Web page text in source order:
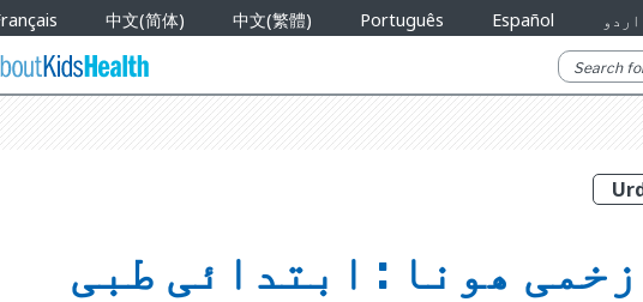
中文(简体) 中文(繁體) Português Español اردو
ھونا : ابتدائی طبی